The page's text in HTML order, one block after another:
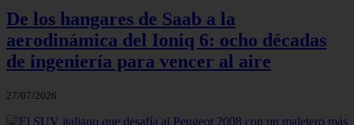
De los hangares de Saab a la
aerodinámica del Ioniq 6: ocho décadas
de ingeniería para vencer al aire
27/07/2026